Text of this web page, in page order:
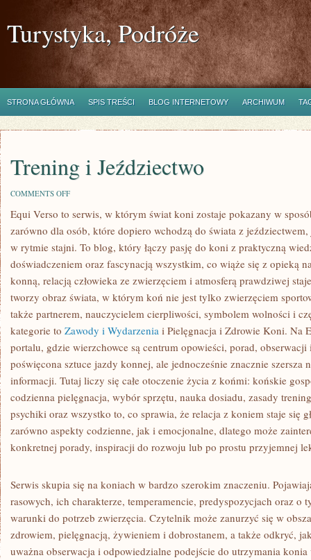
Turystyka, Podróże
STRONA GŁÓWNA SPIS TREŚCI BLOG INTERNETOWY ARCHIWUM
Trening i Jeździectwo
COMMENTS OFFON
Equi Verso to serwis, w którym świat koni zostaje pokazany w
zarówno dla osób, które dopiero wchodzą do świata z
w rytmie stajni. To blog, który łączy pasję do koni z praktyczną
doświadczeniem oraz fascynacją wszystkim, co wiąże się z opieką
konną, relacją człowieka ze zwierzęciem i atmosferą prawdziwej
tworzy obraz świata, w którym koń nie jest tylko zwierzęciem
także partnerem, nauczycielem cierpliwości, symbolem wolności i
kategorie to Zawody i Wydarzenia i Pielęgnacja i Zdrowie Koni. Na
portalu, gdzie wierzchowce są centrum opowieści, porad,
poświęcona sztuce jazdy konnej, ale jednocześnie znacznie szersza
informacji. Tutaj liczy się całe otoczenie życia z końmi: końskie
codzienna pielęgnacja, wybór sprzętu, nauka dosiadu, zasady
psychiki oraz wszystko to, co sprawia, że relacja z koniem staje się
zarówno aspekty codzienne, jak i emocjonalne, dlatego może
konkretnej porady, inspiracji do rozwoju lub po prostu przyjemnej
Serwis skupia się na koniach w bardzo szerokim znaczeniu.
rasowych, ich charakterze, temperamencie, predyspozycjach oraz o
warunki do potrzeb zwierzęcia. Czytelnik może zanurzyć się w
zdrowiem, pielęgnacją, żywieniem i dobrostanem, a także odkryć,
uważna obserwacja i odpowiedzialne podejście do utrzymania